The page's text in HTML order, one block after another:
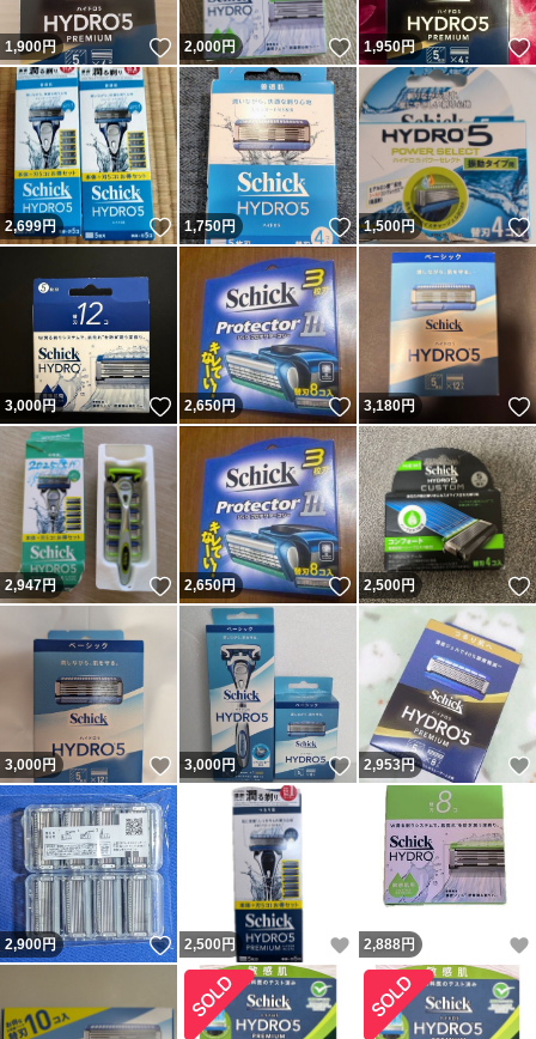
1,900円 いいね！
2,000円 いいね！
1,950円
2,699円 いいね！
1,750円 いいね！
1,500円
3,000円 いいね！
2,650円 いいね！
3,180円
2,947円 いいね！
2,650円 いいね！
2,500円
3,000円 いいね！
3,000円 いいね！
2,953円
2,900円 いいね！
2,500 円 いいね！
2,888円